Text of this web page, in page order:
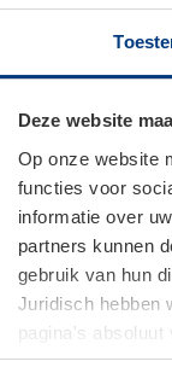
Deze website
Op onze website
functies voor
informatie over
partners kunnen
gebruik van hun
Juridisch hebben
pagina's
moment bij de